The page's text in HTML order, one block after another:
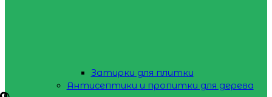
Затирки для плитки
Антисептики и пропитки для дерева